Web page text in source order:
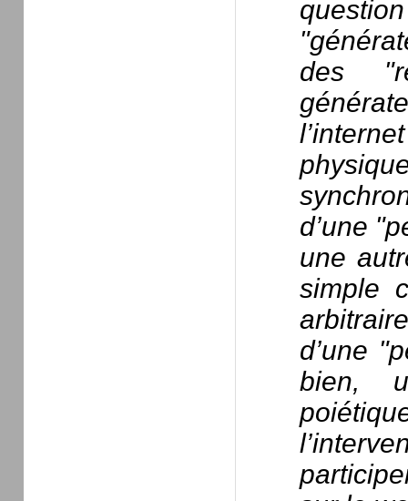
des
d’une
une
simple
d’une
bien,